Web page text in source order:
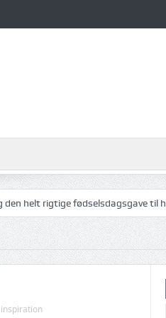
rigtige fødselsdagsgave til hende
inspiration